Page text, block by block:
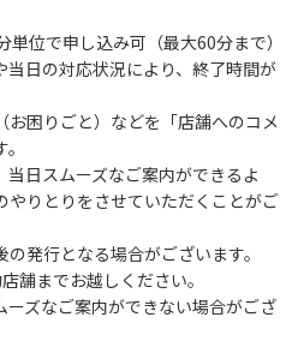
単位で申し込み可（最大60分まで）
当日の対応状況により、終了時間が
お困りごと）などを「店舗へのコメ
当日スムーズなご案内ができるよ
やりとりをさせていただくことがご
発行となる場合がございます。
舗までお越しください。
ーズなご案内ができない場合がござ